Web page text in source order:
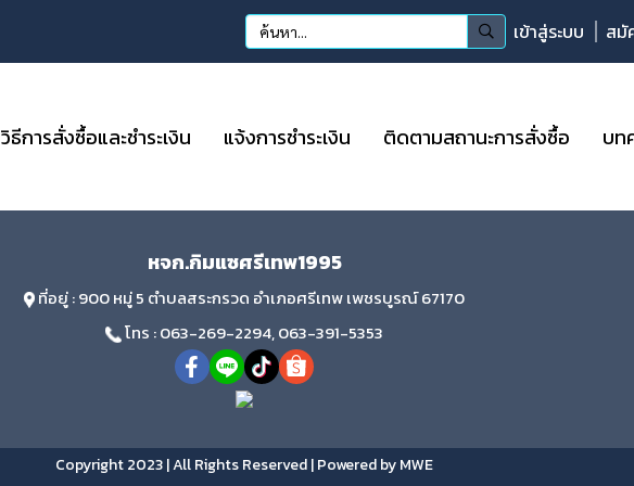
เข้าสู่ระบบ สมั
วิธีการสั่งซื้อและชำระเงิน แจ้งการชำระเงิน ติดตามสถานะการสั่งซื้อ บท
หจก.กิมแซศรีเทพ1995
ที่อยู่ : 900 หมู่ 5 ตำบลสระกรวด อำเภอศรีเทพ เพชรบูรณ์ 67170
โทร : 063-269-2294, 063-391-5353
Copyright 2023 | All Rights Reserved | Powered by MWE